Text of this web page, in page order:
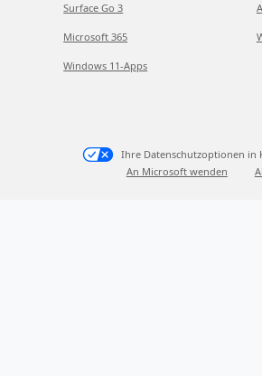
Surface Go 3
Microsoft 365
Windows 11-Apps
Ihre Datenschutzoptionen in
An Microsoft wenden